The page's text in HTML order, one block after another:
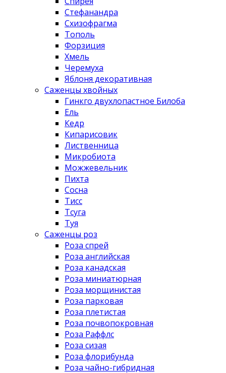
Стефанандра
Схизофрагма
Тополь
Форзиция
Хмель
Черемуха
Яблоня декоративная
Саженцы хвойных
Гинкго двухлопастное Билоба
Ель
Кедр
Кипарисовик
Лиственница
Микробиота
Можжевельник
Пихта
Сосна
Тисс
Тсуга
Туя
Саженцы роз
Роза спрей
Роза английская
Роза канадская
Роза миниатюрная
Роза морщинистая
Роза парковая
Роза плетистая
Роза почвопокровная
Роза Раффлс
Роза сизая
Роза флорибунда
Роза чайно-гибридная